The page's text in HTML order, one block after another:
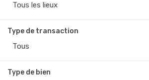
Tous les lieux
Type de transaction
Tous
Type de bien